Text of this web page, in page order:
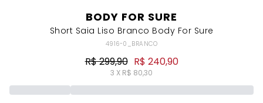
BODY FOR SURE
Short Saia Liso Branco Body For Sure
4916-0_BRANCO
R$ 299,90 R$ 240,90
3 X R$ 80,30